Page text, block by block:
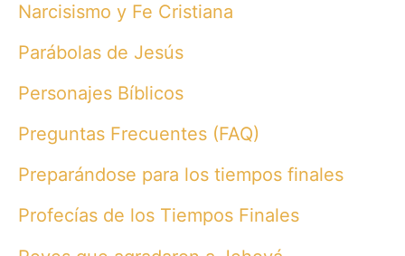
Narcisismo y Fe Cristiana
Parábolas de Jesús
Personajes Bíblicos
Preguntas Frecuentes (FAQ)
Preparándose para los tiempos finales
Profecías de los Tiempos Finales